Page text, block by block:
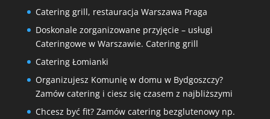
Catering grill, restauracja Warszawa Praga
Doskonale zorganizowane przyjęcie – usługi
Cateringowe w Warszawie. Catering grill
Catering Łomianki
Organizujesz Komunię w domu w Bydgoszczy?
Zamów catering i ciesz się czasem z najbliższymi
Chcesz być fit? Zamów catering bezglutenowy np.